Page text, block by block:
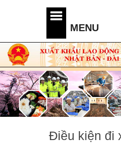
Điều kiện đi